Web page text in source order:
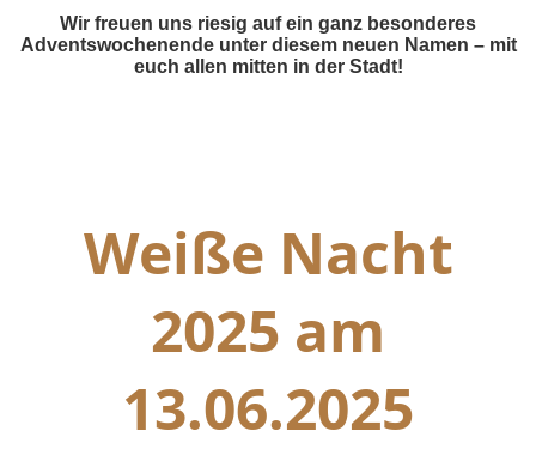
Wir freuen uns riesig auf ein ganz besonderes
Adventswochenende unter diesem neuen Namen – mit
euch allen mitten in der Stadt!
Weiße Nacht
2025 am
13.06.2025